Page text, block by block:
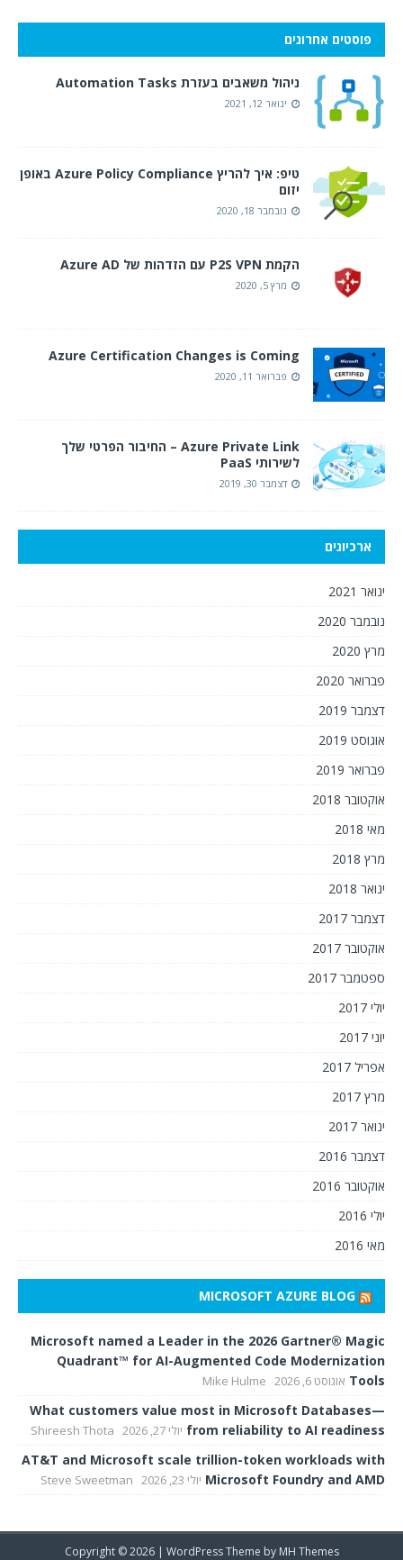
פוסטים אחרונים
ניהול משאבים בעזרת Automation Tasks
ינואר 12, 2021
טיפ: איך להריץ Azure Policy Compliance באופן
יזום
נובמבר 18, 2020
הקמת P2S VPN עם הזדהות של Azure AD
מרץ 5, 2020
Azure Certification Changes is Coming
פברואר 11, 2020
Azure Private Link – החיבור הפרטי שלך
לשירותי PaaS
דצמבר 30, 2019
ארכיונים
ינואר 2021
נובמבר 2020
מרץ 2020
פברואר 2020
דצמבר 2019
אוגוסט 2019
פברואר 2019
אוקטובר 2018
מאי 2018
מרץ 2018
ינואר 2018
דצמבר 2017
אוקטובר 2017
ספטמבר 2017
יולי 2017
יוני 2017
אפריל 2017
מרץ 2017
ינואר 2017
דצמבר 2016
אוקטובר 2016
יולי 2016
מאי 2016
MICROSOFT AZURE BLOG
Microsoft named a Leader in the 2026 Gartner® Magic
Quadrant™ for AI-Augmented Code Modernization
Tools אוגוסט 6, 2026 Mike Hulme
What customers value most in Microsoft Databases—
from reliability to AI readiness יולי 27, 2026 Shireesh Thota
AT&T and Microsoft scale trillion-token workloads with
Microsoft Foundry and AMD יולי 23, 2026 Steve Sweetman
Copyright © 2026 | WordPress Theme by MH Themes